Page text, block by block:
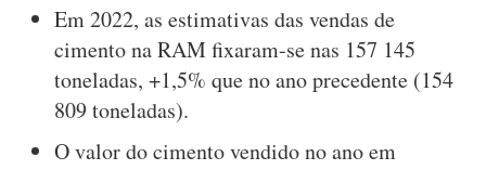
Em 2022, as estimativas das vendas de
cimento na RAM fixaram-se nas 157 145
toneladas, +1,5% que no ano precedente (154
809 toneladas).
O valor do cimento vendido no ano em